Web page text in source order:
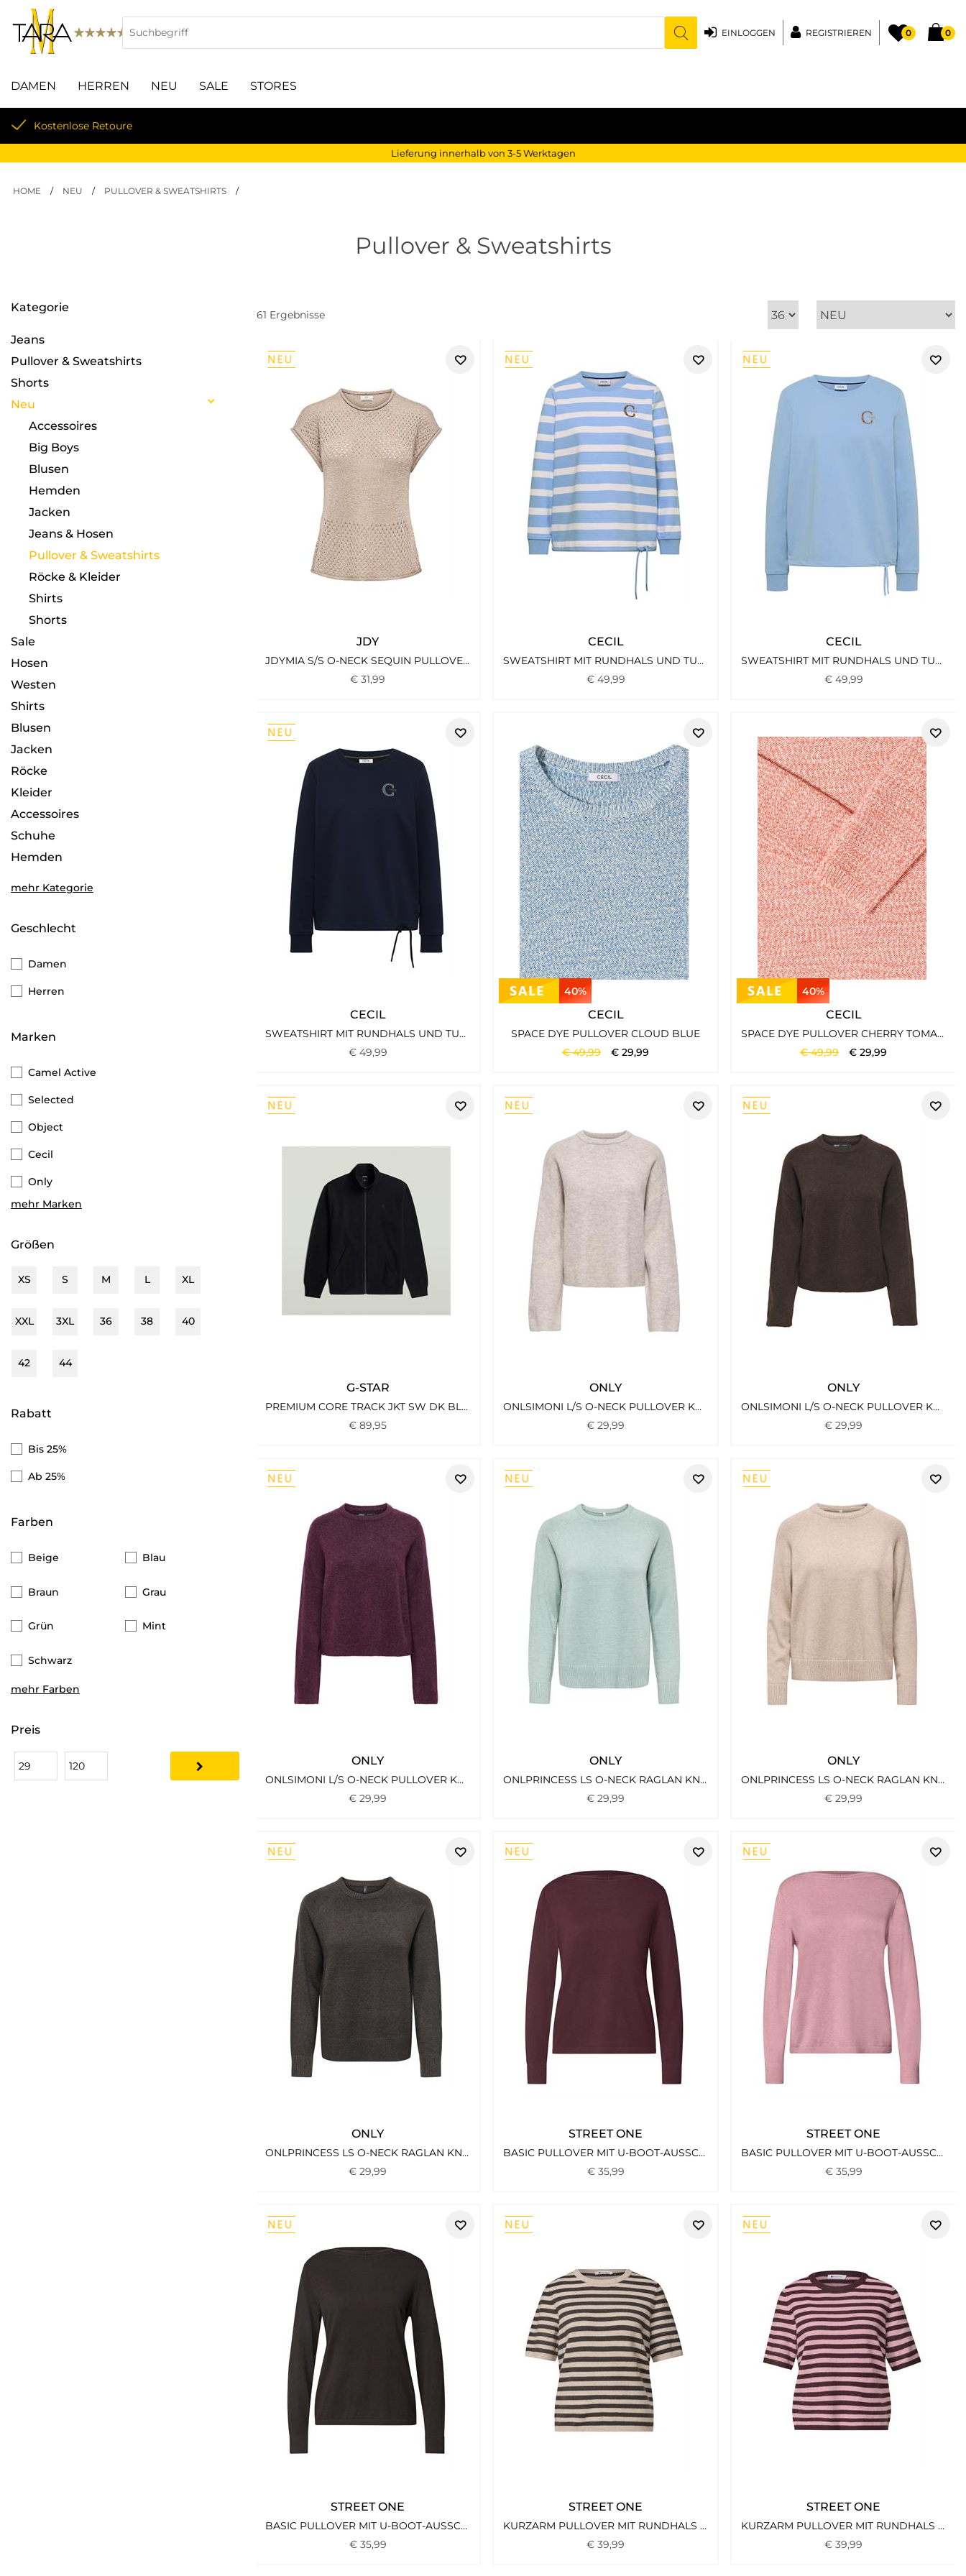
0 0
REGISTRIEREN
EINLOGGEN
DAMEN HERREN NEU SALE STORES
Versandkosten nur 4,99€
Lieferung innerhalb von 3-5 Werktagen
HOME / NEU / PULLOVER & SWEATSHIRTS /
Pullover & Sweatshirts
Kategorie
Jeans
Pullover & Sweatshirts
Shorts
Neu
Accessoires
Big Boys
Blusen
Hemden
Jacken
Jeans & Hosen
Pullover & Sweatshirts
Röcke & Kleider
Shirts
Shorts
Sale
Hosen
Westen
Shirts
Blusen
Jacken
Röcke
Kleider
Accessoires
Schuhe
Hemden
Multipacks
mehr Kategorie
Geschlecht
Damen
Herren
Marken
Camel Active
Selected
Object
Cecil
Only
Vila
Street One
mehr Marken
Größen
XS S M L XL
XXL 3XL 36 38 40
42 44
Rabatt
Bis 25%
Ab 25%
Farben
Beige Blau
Braun Grau
Grün Mint
Schwarz
mehr Farben
Preis
61 Ergebnisse
JDY
JDYMIA S/S O-NECK SEQUIN PULLOVER KNT PLAZA TAUPE
€31,99
CECIL
SWEATSHIRT MIT RUNDHALS UND TUNNELZUG EASY BLUE
€ 49,99
CECIL
SWEATSHIRT MIT RUNDHALS UND TUNNELZUG EASY BLUE
€ 49,99
CECIL
SWEATSHIRT MIT RUNDHALS UND TUNNELZUG URBAN DARK BLUE
€ 49,99
40%
CECIL
SPACE DYE PULLOVER CLOUD BLUE
€49,99 €29,99
40%
CECIL
SPACE DYE PULLOVER CHERRY TOMATO ORANGE
€49,99 €29,99
G-STAR
PREMIUM CORE TRACK JKT SW DK BLACK
€89,95
ONLY
ONLSIMONI L/S O-NECK PULLOVER KNT NOOS PUMICE STONE
€29,99
ONLY
ONLSIMONI L/S O-NECK PULLOVER KNT NOOS COFFEE BEAN
€29,99
ONLY
ONLSIMONI L/S O-NECK PULLOVER KNT NOOS MAUVE WINE
€29,99
ONLY
ONLPRINCESS LS O-NECK RAGLAN KNT NOOS JADEITE
€29,99
ONLY
ONLPRINCESS LS O-NECK RAGLAN KNT NOOS MOCHA MERINGUE
€29,99
ONLY
ONLPRINCESS LS O-NECK RAGLAN KNT NOOS CHOCOLATE TORTE
€29,99
STREET ONE
BASIC PULLOVER MIT U-BOOT-AUSSCHNITT RUSTIC ROUGE
€ 35,99
STREET ONE
BASIC PULLOVER MIT U-BOOT-AUSSCHNITT VINTAGE BLUSH MEL.
€ 35,99
STREET ONE
BASIC PULLOVER MIT U-BOOT-AUSSCHNITT BLACK COFFEE
€ 35,99
STREET ONE
KURZARM PULLOVER MIT RUNDHALS UND STREIFEN CLAY SAND MEL.
€39,99
STREET ONE
KURZARM PULLOVER MIT RUNDHALS UND STREIFEN RUSTIC ROUGE MEL.
€39,99